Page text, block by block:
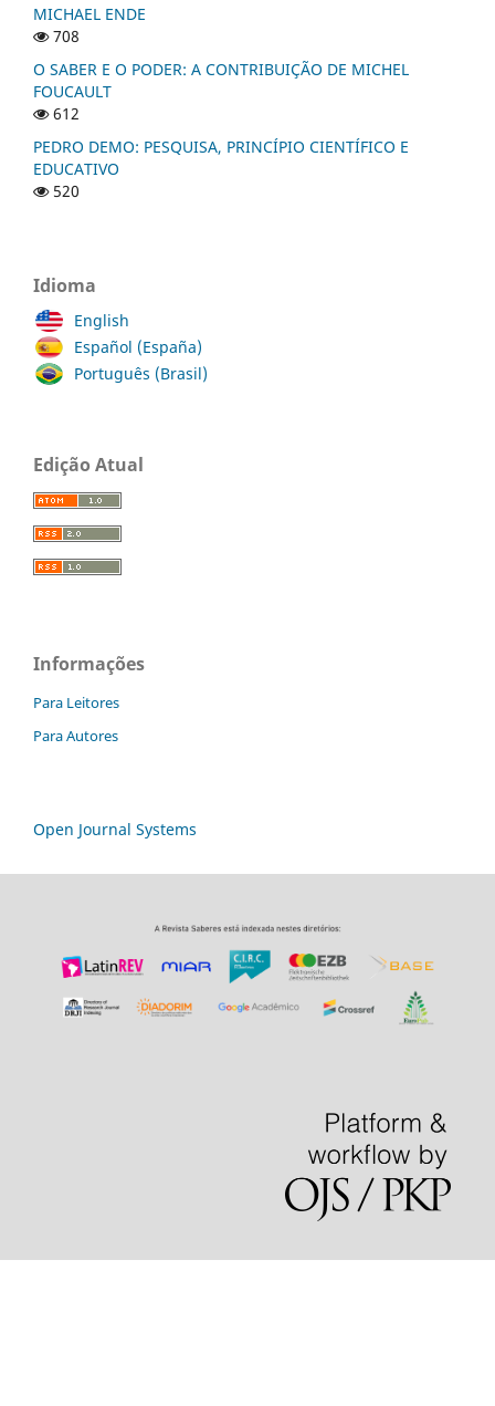
MICHAEL ENDE
708
O SABER E O PODER: A CONTRIBUIÇÃO DE MICHEL
FOUCAULT
612
PEDRO DEMO: PESQUISA, PRINCÍPIO CIENTÍFICO E
EDUCATIVO
520
Idioma
English
Español (España)
Português (Brasil)
Edição Atual
Informações
Para Leitores
Para Autores
Open Journal Systems